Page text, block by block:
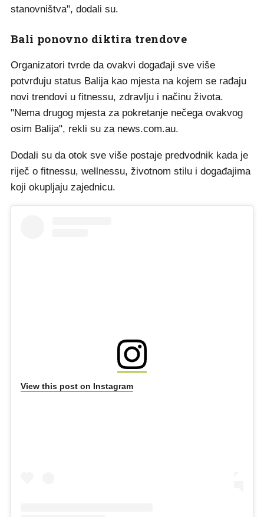
stanovništva", dodali su.
Bali ponovno diktira trendove
Organizatori tvrde da ovakvi događaji sve više
potvrđuju status Balija kao mjesta na kojem se rađaju
novi trendovi u fitnessu, zdravlju i načinu života.
"Nema drugog mjesta za pokretanje nečega ovakvog
osim Balija", rekli su za news.com.au.
Dodali su da otok sve više postaje predvodnik kada je
riječ o fitnessu, wellnessu, životnom stilu i događajima
koji okupljaju zajednicu.
View this post on Instagram